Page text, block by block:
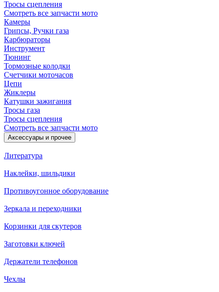
Тросы сцепления
Смотреть все запчасти мото
Камеры
Грипсы, Ручки газа
Карбюраторы
Инструмент
Тюнинг
Тормозные колодки
Счетчики моточасов
Цепи
Жиклеры
Катушки зажигания
Тросы газа
Тросы сцепления
Смотреть все запчасти мото
Аксессуары и прочее
Литература
Наклейки, шильдики
Противоугонное оборудование
Зеркала и переходники
Корзинки для скутеров
Заготовки ключей
Держатели телефонов
Чехлы